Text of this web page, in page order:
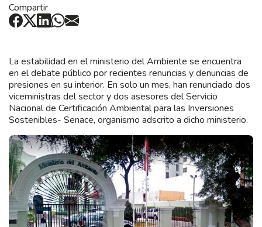
Compartir
La estabilidad en el ministerio del Ambiente se encuentra
en el debate público por recientes renuncias y denuncias de
presiones en su interior. En solo un mes, han renunciado dos
viceministras del sector y dos asesores del Servicio
Nacional de Certificación Ambiental para las Inversiones
Sostenibles- Senace, organismo adscrito a dicho ministerio.